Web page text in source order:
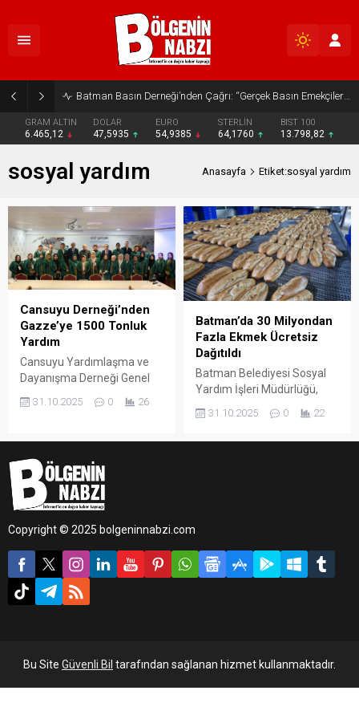
Batman Basın Derneği’nden Çağrı: “Gerçek Basın Emekçileri Desteklenmeli”
GRAM ALTIN
6.465,12
DOLAR
47,5935
EURO
54,9385
STERLİN
64,1760
BIST 100
13.798,82
sosyal yardım Anasayfa Etiket:sosyal yardım
Cansuyu Derneği’nden
Gazze’ye 1500 Tonluk
Yardım
Cansuyu Yardımlaşma ve
Dayanışma Derneği Genel
Gazze’de 7 Ekim’de
ardından derneğin yardım
çalışmalarının aralıksız
sürdüğünü açıkladı.
31.10.2025 0 26
Batman’da 30 Milyondan
Fazla Ekmek Ücretsiz
Dağıtıldı
Batman Belediyesi Sosyal
Yardım İşleri Müdürlüğü,
kendi imkânlarıyla günlük 40
31.10.2025 0 22
Copyright © 2025 bolgeninnabzi.com
Bu Site Güvenli Bil tarafından sağlanan hizmet kullanmaktadır.